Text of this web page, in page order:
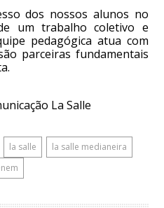
dos nossos alunos no
um trabalho coletivo e
pedagógica atua com
parceiras fundamentais
La Salle
la salle
la salle medianeira